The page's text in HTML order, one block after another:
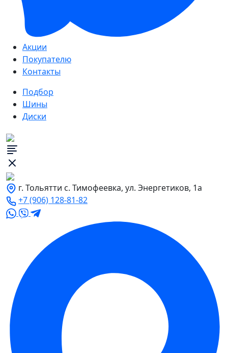
Акции
Покупателю
Контакты
Подбор
Шины
Диски
г. Тольятти с. Тимофеевка, ул. Энергетиков, 1а
+7 (906) 128-81-82